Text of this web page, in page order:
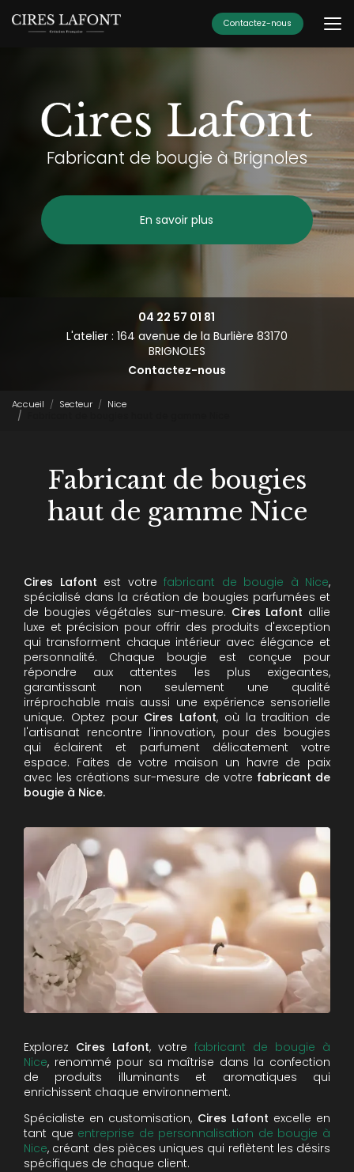
au
contenu
Contactez-nous
Fabricant de bougie à Brignoles
En savoir plus
04 22 57 01 81
L'atelier : 164 avenue de la Burlière 83170
BRIGNOLES
Contactez-nous
Accueil Secteur
Nice
Fabricant de bougies
haut de gamme Nice
Cires Lafont est votre fabricant de bougie à Nice,
spécialisé dans la création de bougies parfumées et
de bougies végétales sur-mesure. Cires Lafont allie
luxe et précision pour offrir des produits d'exception
qui transforment chaque intérieur avec élégance et
personnalité. Chaque bougie est conçue pour
répondre aux attentes les plus exigeantes,
garantissant non seulement une qualité
irréprochable mais aussi une expérience sensorielle
unique. Optez pour Cires Lafont, où la tradition de
l'artisanat rencontre l'innovation, pour des bougies
qui éclairent et parfument délicatement votre
espace. Faites de votre maison un havre de paix
avec les créations sur-mesure de votre fabricant de
bougie à Nice.
Explorez Cires Lafont, votre fabricant de bougie à
Nice, renommé pour sa maîtrise dans la confection
de produits illuminants et aromatiques qui
enrichissent chaque environnement.
Spécialiste en customisation, Cires Lafont excelle en
tant que entreprise de personnalisation de bougie à
Nice, créant des pièces uniques qui reflètent les désirs
spécifiques de chaque client.